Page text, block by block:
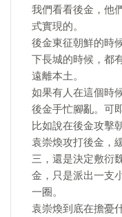
我們看看後金，他
式實現的。
後金東征朝鮮的時
下長城的時候，都
遠離本土。
如果有人在這個時
後金手忙腳亂。可
比如說在後金攻擊
袁崇煥攻打後金，
三，還是決定敷衍
金，只是派出一支
一圈。
袁崇煥到底在擔憂